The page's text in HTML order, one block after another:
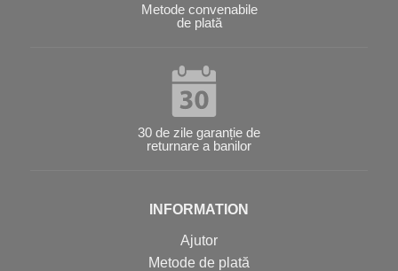
Metode convenabile
de plată
30 de zile garanție de
returnare a banilor
INFORMATION
Ajutor
Metode de plată